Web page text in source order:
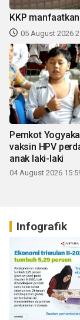
KKP
05 August 2026
Pemkot
vaksin HPV
anak laki-laki
04 August 2026
Infografik